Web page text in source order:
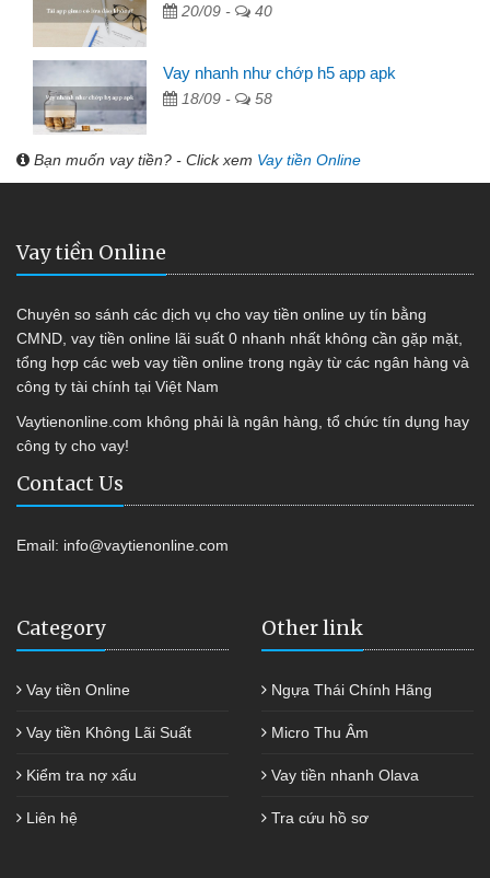
20/09 - 40
Vay nhanh như chớp h5 app apk
18/09 - 58
Bạn muốn vay tiền? - Click xem Vay tiền Online
Vay tiền Online
Chuyên so sánh các dịch vụ cho vay tiền online uy tín bằng
CMND, vay tiền online lãi suất 0 nhanh nhất không cần gặp mặt,
tổng hợp các web vay tiền online trong ngày từ các ngân hàng và
công ty tài chính tại Việt Nam
Vaytienonline.com không phải là ngân hàng, tổ chức tín dụng hay
công ty cho vay!
Contact Us
Email: info@vaytienonline.com
Category
Vay tiền Online
Vay tiền Không Lãi Suất
Kiểm tra nợ xấu
Liên hệ
Other link
Ngựa Thái Chính Hãng
Micro Thu Âm
Vay tiền nhanh Olava
Tra cứu hồ sơ